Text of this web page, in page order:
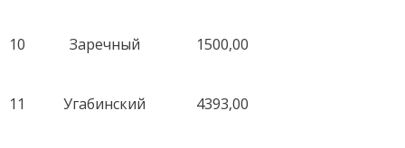
10 Заречный 1500,00
11 Угабинский 4393,00